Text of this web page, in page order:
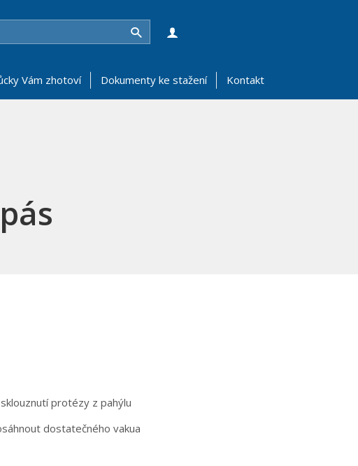
Hledat
Vám zhotoví Dokumenty ke stažení Kontakt
protézy z pahýlu
dostatečného vakua